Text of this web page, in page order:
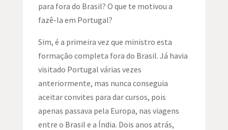
para fora do Brasil? O que te motivou a
fazê-la em Portugal?
Sim, é a primeira vez que ministro esta
formação completa fora do Brasil. Já havia
visitado Portugal várias vezes
anteriormente, mas nunca conseguia
aceitar convites para dar cursos, pois
apenas passava pela Europa, nas viagens
entre o Brasil e a Índia. Dois anos atrás,